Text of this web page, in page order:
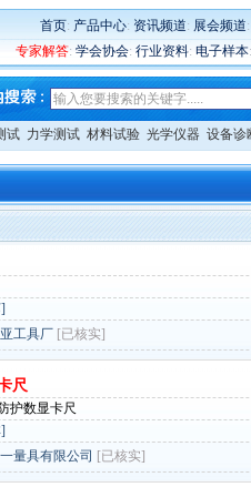
首页: 产品中心: 资讯频道: 展会频道
专家解答: 学会协会: 行业资料: 电子样本
试 力学测试 材料试验 光学仪器 设备诊
工具厂 [已核实]
尺
护数显卡尺
量具有限公司 [已核实]